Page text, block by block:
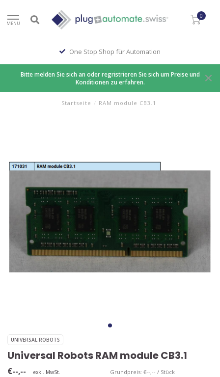
MENU
0
One Stop Shop für Automation
Bitte melden Sie sich an oder regristrieren Sie sich um Preise und
Konditionen zu erfahren.
Startseite / RAM module CB3.1
UNIVERSAL ROBOTS
Universal Robots RAM module CB3.1
€--,-- exkl. MwSt. Grundpreis: €--,-- / Stück